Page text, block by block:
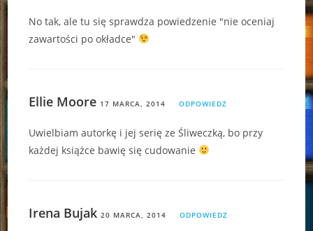
No tak, ale tu się sprawdza powiedzenie "nie oceniaj
zawartości po okładce"
Ellie Moore 17 MARCA, 2014 ODPOWIEDZ
Uwielbiam autorkę i jej serię ze Śliweczką, bo przy
każdej książce bawię się cudowanie
Irena Bujak 20 MARCA, 2014 ODPOWIEDZ